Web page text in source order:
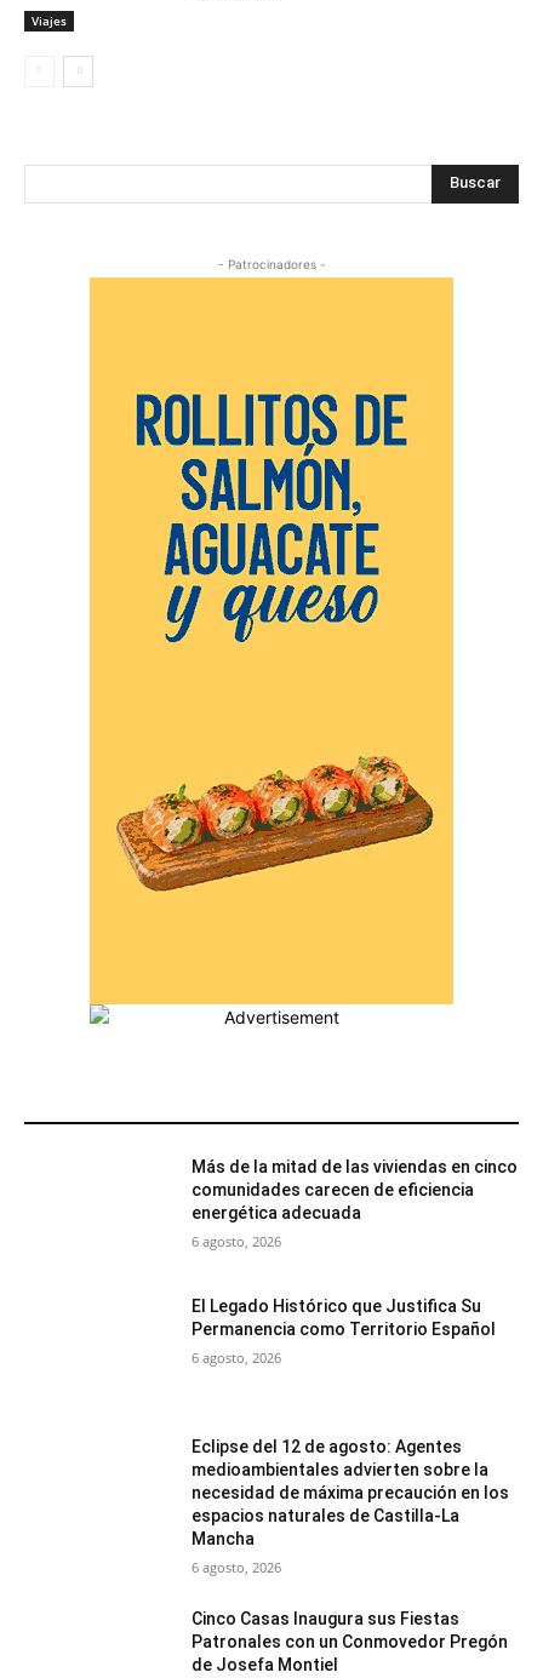
Viajes
Buscar
- Patrocinadores -
Más de la mitad de las viviendas en cinco
comunidades carecen de eficiencia
energética adecuada
6 agosto, 2026
El Legado Histórico que Justifica Su
Permanencia como Territorio Español
6 agosto, 2026
Eclipse del 12 de agosto: Agentes
medioambientales advierten sobre la
necesidad de máxima precaución en los
espacios naturales de Castilla-La
Mancha
6 agosto, 2026
Cinco Casas Inaugura sus Fiestas
Patronales con un Conmovedor Pregón
de Josefa Montiel